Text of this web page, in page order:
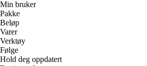
Min bruker
Pakke
Beløp
Varer
Verktøy
Følge
Hold deg oppdatert